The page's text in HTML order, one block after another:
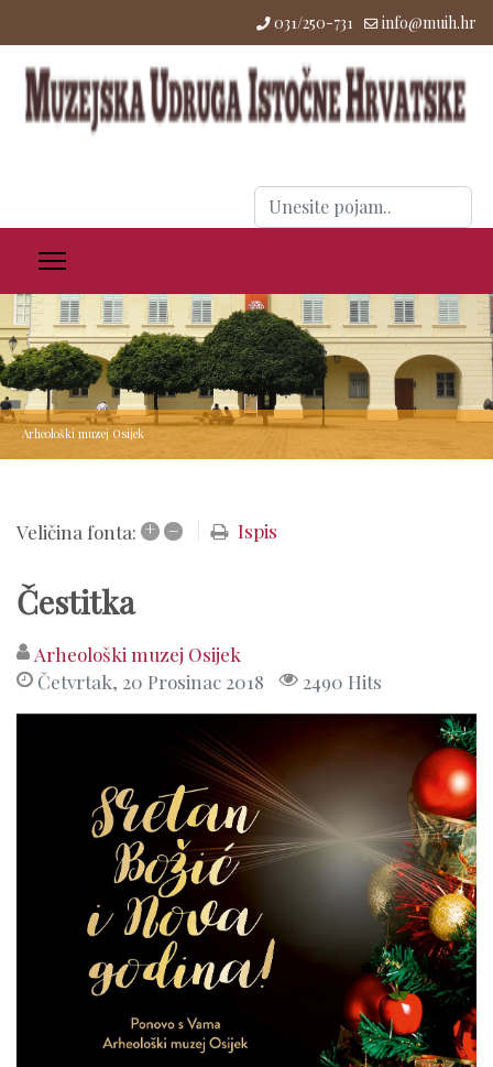
031/250-731 info@muih.hr
Traži
...
Arheološki muzej Osijek
Veličina fonta: + – Ispis
Čestitka
Arheološki muzej Osijek
Četvrtak, 20 Prosinac 2018
2490 Hits